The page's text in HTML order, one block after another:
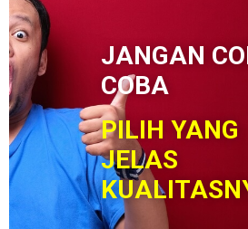
JANGAN
COBA
PILIH YANG
JELAS